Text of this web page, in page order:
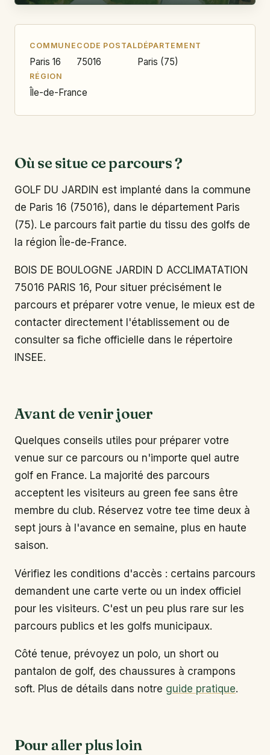
COMMUNE
Paris 16
CODE POSTAL
75016
DÉPARTEMENT
Paris (75)
RÉGION
Île-de-France
Où se situe ce parcours ?
GOLF DU JARDIN est implanté dans la commune
de Paris 16 (75016), dans le département Paris
(75). Le parcours fait partie du tissu des golfs de
la région Île-de-France.
BOIS DE BOULOGNE JARDIN D ACCLIMATATION
75016 PARIS 16, Pour situer précisément le
parcours et préparer votre venue, le mieux est de
contacter directement l'établissement ou de
consulter sa fiche officielle dans le répertoire
INSEE.
Avant de venir jouer
Quelques conseils utiles pour préparer votre
venue sur ce parcours ou n'importe quel autre
golf en France. La majorité des parcours
acceptent les visiteurs au green fee sans être
membre du club. Réservez votre tee time deux à
sept jours à l'avance en semaine, plus en haute
saison.
Vérifiez les conditions d'accès : certains parcours
demandent une carte verte ou un index officiel
pour les visiteurs. C'est un peu plus rare sur les
parcours publics et les golfs municipaux.
Côté tenue, prévoyez un polo, un short ou
pantalon de golf, des chaussures à crampons
soft. Plus de détails dans notre guide pratique.
Pour aller plus loin